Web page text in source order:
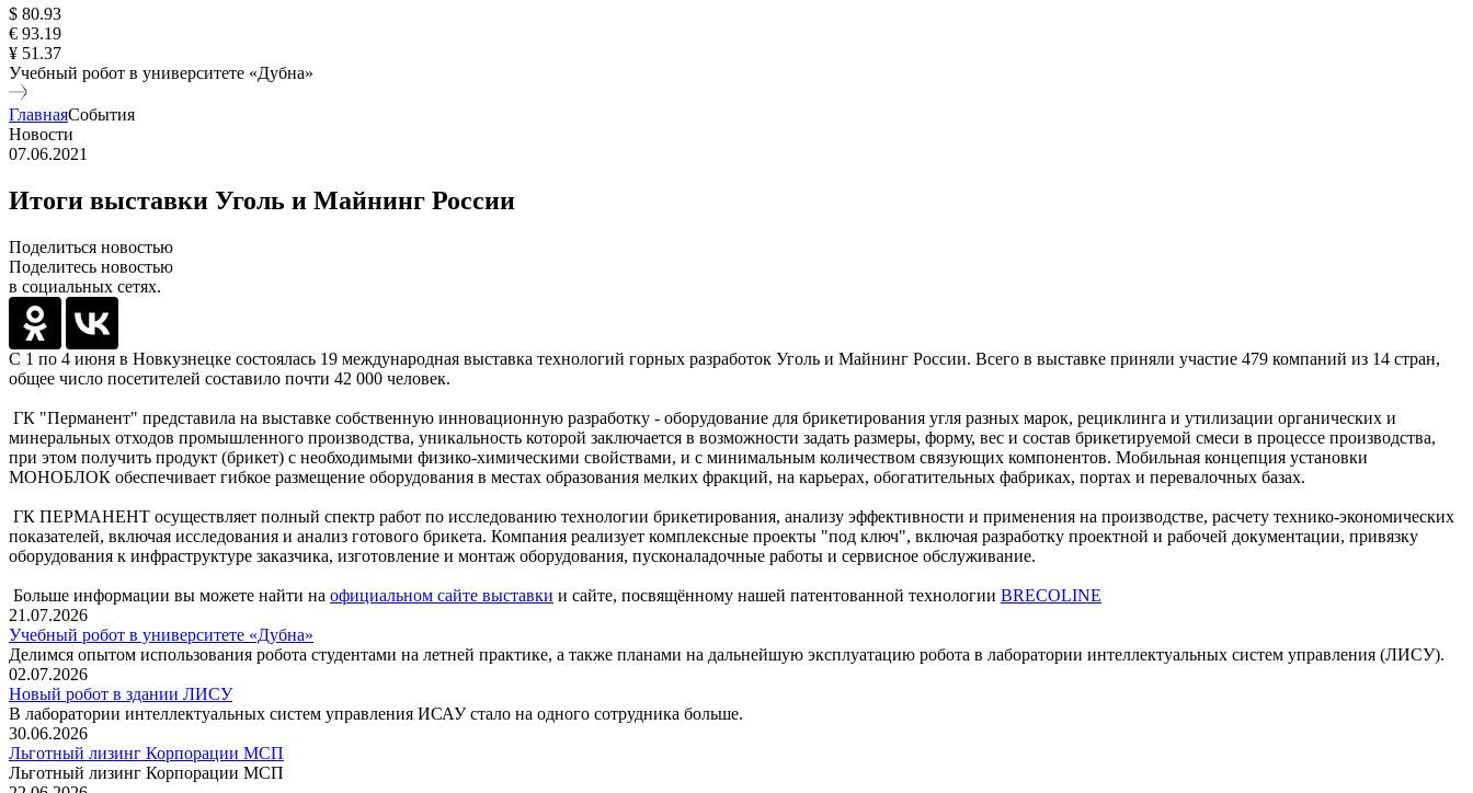
$ 80.93
€ 93.19
¥ 51.37
Учебный робот в университете «Дубна»
ГлавнаяСобытия
Новости
07.06.2021
Итоги выставки Уголь и Майнинг России
Поделиться новостью
Поделитесь новостью
в социальных сетях.
С 1 по 4 июня в Новкузнецке состоялась 19 международная выставка технологий горных разработок Уголь и Майнинг России. Всего в выставке приняли участие 479 компаний из 14 стран,
общее число посетителей составило почти 42 000 человек.
ГК "Перманент" представила на выставке собственную инновационную разработку - оборудование для брикетирования угля разных марок, рециклинга и утилизации органических и
минеральных отходов промышленного производства, уникальность которой заключается в возможности задать размеры, форму, вес и состав брикетируемой смеси в процессе производства,
при этом получить продукт (брикет) с необходимыми физико-химическими свойствами, и с минимальным количеством связующих компонентов. Мобильная концепция установки
МОНОБЛОК обеспечивает гибкое размещение оборудования в местах образования мелких фракций, на карьерах, обогатительных фабриках, портах и перевалочных базах.
ГК ПЕРМАНЕНТ осуществляет полный спектр работ по исследованию технологии брикетирования, анализу эффективности и применения на производстве, расчету технико-экономических
показателей, включая исследования и анализ готового брикета. Компания реализует комплексные проекты "под ключ", включая разработку проектной и рабочей документации, привязку
оборудования к инфраструктуре заказчика, изготовление и монтаж оборудования, пусконаладочные работы и сервисное обслуживание.
Больше информации вы можете найти на официальном сайте выставки и сайте, посвящённому нашей патентованной технологии BRECOLINE
21.07.2026
Учебный робот в университете «Дубна»
Делимся опытом использования робота студентами на летней практике, а также планами на дальнейшую эксплуатацию робота в лаборатории интеллектуальных систем управления (ЛИСУ).
02.07.2026
Новый робот в здании ЛИСУ
В лаборатории интеллектуальных систем управления ИСАУ стало на одного сотрудника больше.
30.06.2026
Льготный лизинг Корпорации МСП
Льготный лизинг Корпорации МСП